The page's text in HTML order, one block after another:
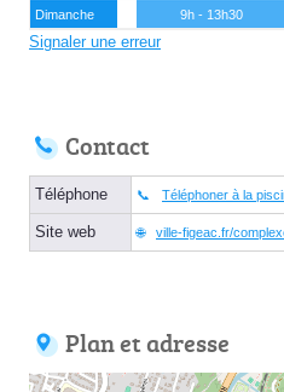
Dimanche
9h - 13h30
Signaler une erreur
Contact
Téléphone Téléphoner à la
Site web ville-figeac.fr/
Plan et adresse